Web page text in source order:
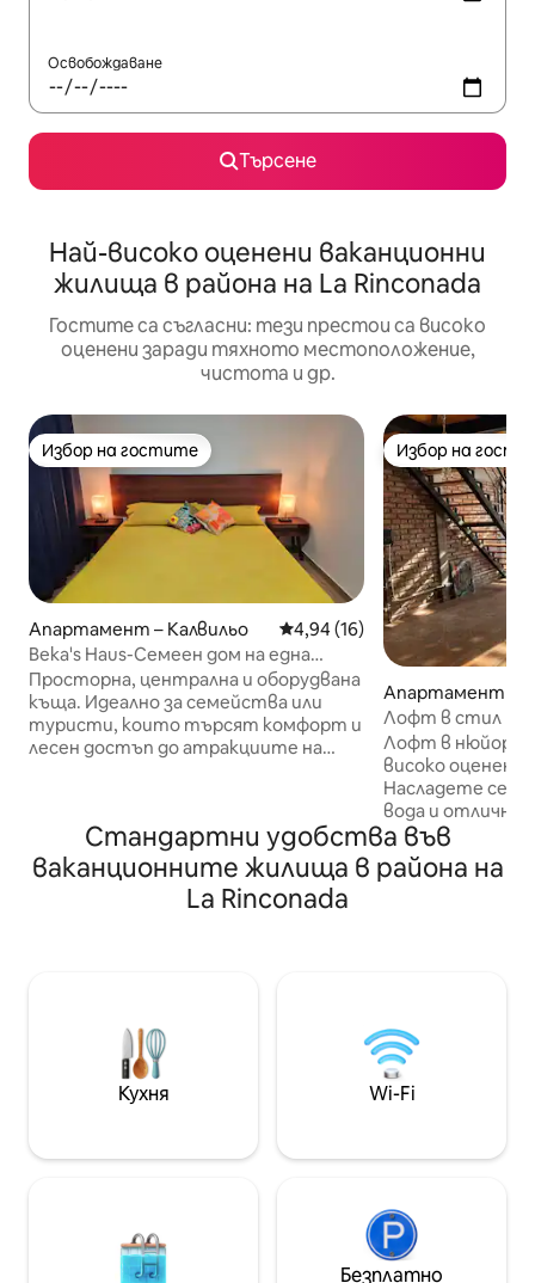
Освобождаване
Търсене
Най-високо оценени ваканционни
жилища в района на La Rinconada
Гостите са съгласни: тези престои са високо
оценени заради тяхното местоположение,
чистота и др.
Избор на гостите
Избор на гостите
Апартамент – Калвильо Средна оценка: 4,94 от 5,
4,94 (16)
Beka's Haus-Семеен дом на една
пресечка от площада
Просторна, централна и оборудвана
къща. Идеално за семейства или
туристи, които търсят комфорт и
лесен достъп до атракциите на
които искат да си починат, да
опознаят и изживеят
автентичното изживяване на това
очарователно магическо село.
гостоприемството на Калвило и да
се насладим на всеки момент.
Избор на
Избор на
Апартамент –
ентес
Лофт в стил
гараж
Лофт в нюйоркски
високо
Насладете се
вода и отлично
само на 10
места в града. Паркирайте колата
си безопасно в
помещение са
крачки. Насладете се на неповторим
престой –
което сте
Стандартни удобства във
ваканционните жилища в района на
La Rinconada
Кухня Wi-Fi
Безплатно